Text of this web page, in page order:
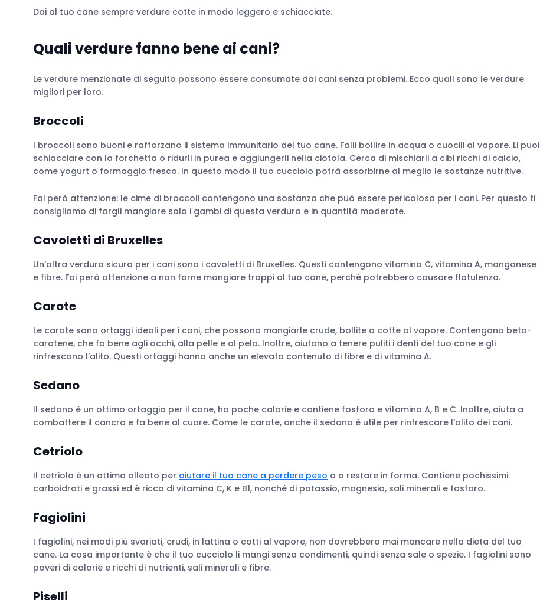
Dai al tuo cane sempre verdure cotte in modo leggero e schiacciate.
Quali verdure fanno bene ai cani?
Le verdure menzionate di seguito possono essere consumate dai cani senza problemi. Ecco quali sono le verdure
migliori per loro.
Broccoli
I broccoli sono buoni e rafforzano il sistema immunitario del tuo cane. Falli bollire in acqua o cuocili al vapore. Li puoi
schiacciare con la forchetta o ridurli in purea e aggiungerli nella ciotola. Cerca di mischiarli a cibi ricchi di calcio,
come yogurt o formaggio fresco. In questo modo il tuo cucciolo potrà assorbirne al meglio le sostanze nutritive.
Fai però attenzione: le cime di broccoli contengono una sostanza che può essere pericolosa per i cani. Per questo ti
consigliamo di fargli mangiare solo i gambi di questa verdura e in quantità moderate.
Cavoletti di Bruxelles
Un’altra verdura sicura per i cani sono i cavoletti di Bruxelles. Questi contengono vitamina C, vitamina A, manganese
e fibre. Fai però attenzione a non farne mangiare troppi al tuo cane, perché potrebbero causare flatulenza.
Carote
Le carote sono ortaggi ideali per i cani, che possono mangiarle crude, bollite o cotte al vapore. Contengono beta-
carotene, che fa bene agli occhi, alla pelle e al pelo. Inoltre, aiutano a tenere puliti i denti del tuo cane e gli
rinfrescano l’alito. Questi ortaggi hanno anche un elevato contenuto di fibre e di vitamina A.
Sedano
Il sedano è un ottimo ortaggio per il cane, ha poche calorie e contiene fosforo e vitamina A, B e C. Inoltre, aiuta a
combattere il cancro e fa bene al cuore. Come le carote, anche il sedano è utile per rinfrescare l’alito dei cani.
Cetriolo
Il cetriolo è un ottimo alleato per aiutare il tuo cane a perdere peso o a restare in forma. Contiene pochissimi
carboidrati e grassi ed è ricco di vitamina C, K e B1, nonché di potassio, magnesio, sali minerali e fosforo.
Fagiolini
I fagiolini, nei modi più svariati, crudi, in lattina o cotti al vapore, non dovrebbero mai mancare nella dieta del tuo
cane. La cosa importante è che il tuo cucciolo li mangi senza condimenti, quindi senza sale o spezie. I fagiolini sono
poveri di calorie e ricchi di nutrienti, sali minerali e fibre.
Piselli